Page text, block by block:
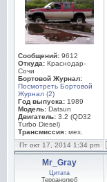
Сообщений: 9612
Откуда: Краснодар-
Сочи
Бортовой Журнал:
Посмотреть Бортовой
Журнал (2)
Год выпуска: 1989
Модель: Datsun
Двигатель: 3.2 (QD32
Turbo Diesel)
Трансмиссия: мех.
Пт окт 17, 2014 1:34 pm
Mr_Gray
Цитата
Терранолюб